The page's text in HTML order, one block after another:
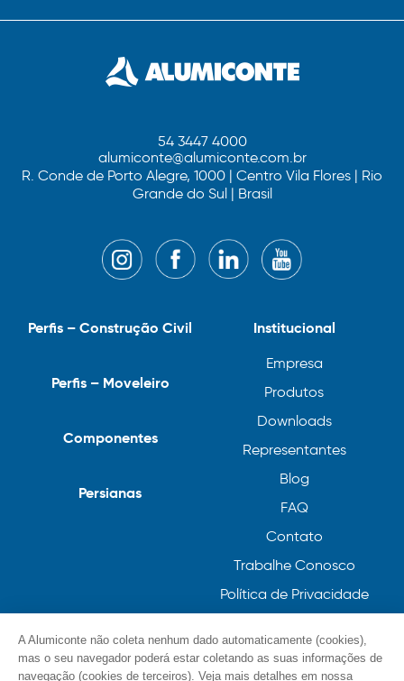
54 3447 4000
alumiconte@alumiconte.com.br
R. Conde de Porto Alegre, 1000 | Centro Vila Flores | Rio
Grande do Sul | Brasil
Institucional
Empresa
Produtos
Downloads
Representantes
Blog
FAQ
Contato
Trabalhe Conosco
Política de Privacidade
Perfis – Construção Civil
Perfis – Moveleiro
Componentes
Persianas
A Alumiconte não coleta nenhum dado automaticamente (cookies),
mas o seu navegador poderá estar coletando as suas informações de
navegação (cookies de terceiros). Veja mais detalhes em nossa